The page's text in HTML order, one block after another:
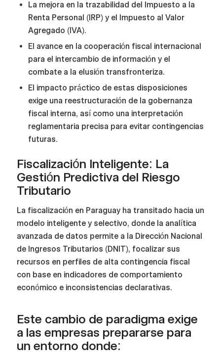
La mejora en la trazabilidad del Impuesto a la
Renta Personal (IRP) y el Impuesto al Valor
Agregado (IVA).
El avance en la cooperación fiscal internacional
para el intercambio de información y el
combate a la elusión transfronteriza.
El impacto práctico de estas disposiciones
exige una reestructuración de la gobernanza
fiscal interna, así como una interpretación
reglamentaria precisa para evitar contingencias
futuras.
Fiscalización Inteligente: La
Gestión Predictiva del Riesgo
Tributario
La fiscalización en Paraguay ha transitado hacia un
modelo inteligente y selectivo, donde la analítica
avanzada de datos permite a la Dirección Nacional
de Ingresos Tributarios (DNIT), focalizar sus
recursos en perfiles de alta contingencia fiscal
con base en indicadores de comportamiento
económico e inconsistencias declarativas.
Este cambio de paradigma exige
a las empresas prepararse para
un entorno donde: